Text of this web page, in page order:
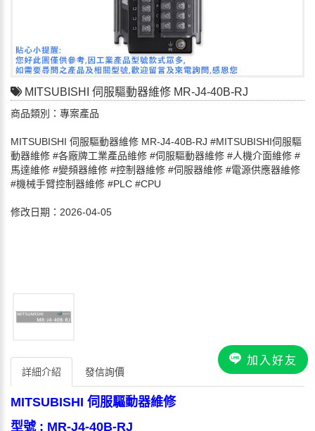
加入好友
MITSUBISHI 伺服驅動器維修 MR-J4-40B-RJ
商品類別：專案產品
MITSUBISHI 伺服驅動器維修 MR-J4-40B-RJ #MITSUBISHI伺服驅
動器維修 #各廠牌工業產品維修 #伺服驅動器維修 #人機介面維修 #
馬達維修 #變頻器維修 #控制器維修 #伺服器維修 #電源供應器維修
#機械手臂控制器維修 #PLC #CPU
修改日期：2026-04-05
詳細介紹 發信詢價
MITSUBISHI 伺服驅動器維修
型號 : MR-J4-40B-RJ